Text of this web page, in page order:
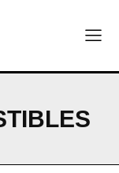
turística única